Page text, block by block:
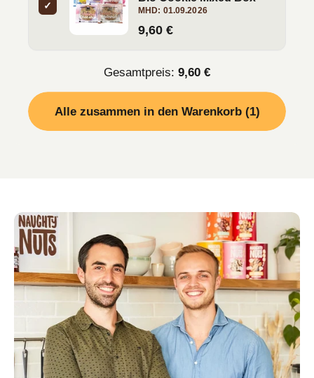
✓ MHD: 01.09.2026
9,60 €
Gesamtpreis: 9,60 €
Alle zusammen in den Warenkorb (1)